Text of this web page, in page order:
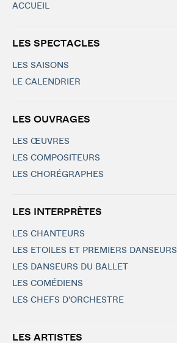
ACCUEIL
LES SPECTACLES
LES SAISONS
LE CALENDRIER
LES OUVRAGES
LES ŒUVRES
LES COMPOSITEURS
LES CHORÉGRAPHES
LES INTERPRÈTES
LES CHANTEURS
LES ETOILES ET PREMIERS DANSEURS
LES DANSEURS DU BALLET
LES COMÉDIENS
LES CHEFS D'ORCHESTRE
LES ARTISTES